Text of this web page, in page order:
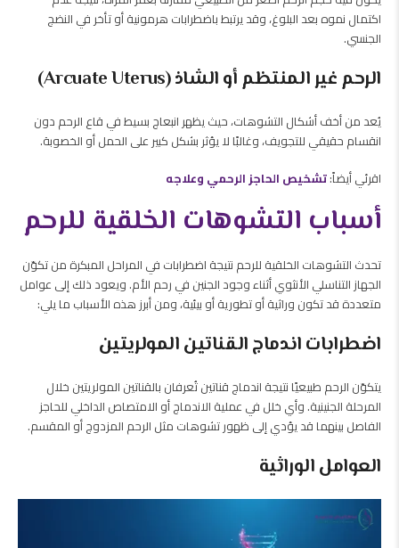
اكتمال نموه بعد البلوغ، وقد يرتبط باضطرابات هرمونية أو تأخر في النضج
الجنسي.
الرحم غير المنتظم أو الشاذ (Arcuate Uterus)
يُعد من أخف أشكال التشوهات، حيث يظهر انبعاج بسيط في قاع الرحم دون
انقسام حقيقي للتجويف، وغالبًا لا يؤثر بشكل كبير على الحمل أو الخصوبة.
اقرئي أيضاً:تشخيص الحاجز الرحمي وعلاجه
أسباب التشوهات الخلقية للرحم
تحدث التشوهات الخلقية للرحم نتيجة اضطرابات في المراحل المبكرة من تكوّن
الجهاز التناسلي الأنثوي أثناء وجود الجنين في رحم الأم. ويعود ذلك إلى عوامل
متعددة قد تكون وراثية أو تطورية أو بيئية، ومن أبرز هذه الأسباب ما يلي:
اضطرابات اندماج القناتين المولريتين
يتكوّن الرحم طبيعيًا نتيجة اندماج قناتين تُعرفان بالقناتين المولريتين خلال
المرحلة الجنينية. وأي خلل في عملية الاندماج أو الامتصاص الداخلي للحاجز
الفاصل بينهما قد يؤدي إلى ظهور تشوهات مثل الرحم المزدوج أو المقسم.
العوامل الوراثية